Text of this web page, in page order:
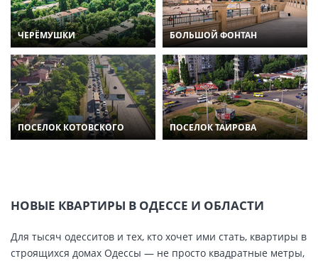
ЧЕРЁМУШКИ БОЛЬШОЙ ФОНТАН
ПОСЕЛОК КОТОВСКОГО ПОСЕЛОК ТАИРОВА
НОВЫЕ КВАРТИРЫ В ОДЕССЕ И ОБЛАСТИ
Для тысяч одесситов и тех, кто хочет ими стать, квартиры в
строящихся домах Одессы — не просто квадратные метры,